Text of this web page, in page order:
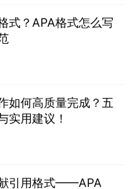
式？APA格式怎么写
如何高质量完成？五
实用建议！
引用格式——APA